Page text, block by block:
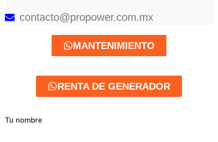
contacto@propower.com.mx
MANTENIMIENTO
RENTA DE GENERADOR
Tu nombre